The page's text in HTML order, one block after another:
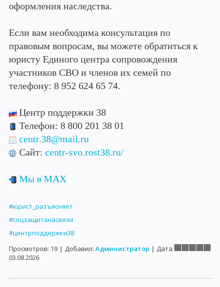
оформления наследства.
Если вам необходима консультация по
правовым вопросам, вы можете обратиться к
юристу Единого центра сопровождения
участников СВО и членов их семей по
телефону: 8 952 624 65 74.
Центр поддержки 38
Телефон: 8 800 201 38 01
centr.38@mail.ru
Сайт: centr-svo.rost38.ru/
Мы в MAX
#юрист_разъясняет
#соцзащитанасвязи
#центрподдержки38
Просмотров: 19 | Добавил: Администратор | Дата:
03.08.2026